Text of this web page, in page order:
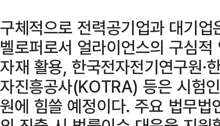
구체적으로 전력공기업과 대기
벨로퍼로서 얼라이언스의 구심
자재 활용, 한국전자전기연구원·
자진흥공사(KOTRA) 등은 시험
원에 힘쓸 예정이다. 주요 법무